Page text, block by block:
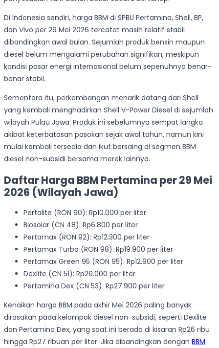
Di Indonesia sendiri, harga BBM di SPBU Pertamina, Shell, BP,
dan Vivo per 29 Mei 2026 tercatat masih relatif stabil
dibandingkan awal bulan. Sejumlah produk bensin maupun
diesel belum mengalami perubahan signifikan, meskipun
kondisi pasar energi internasional belum sepenuhnya benar-
benar stabil.
Sementara itu, perkembangan menarik datang dari Shell
yang kembali menghadirkan Shell V-Power Diesel di sejumlah
wilayah Pulau Jawa. Produk ini sebelumnya sempat langka
akibat keterbatasan pasokan sejak awal tahun, namun kini
mulai kembali tersedia dan ikut bersaing di segmen BBM
diesel non-subsidi bersama merek lainnya.
Daftar Harga BBM Pertamina per 29 Mei
2026 (Wilayah Jawa)
Pertalite (RON 90): Rp10.000 per liter
Biosolar (CN 48): Rp6.800 per liter
Pertamax (RON 92): Rp12.300 per liter
Pertamax Turbo (RON 98): Rp19.900 per liter
Pertamax Green 95 (RON 95): Rp12.900 per liter
Dexlite (CN 51): Rp26.000 per liter
Pertamina Dex (CN 53): Rp27.900 per liter
Kenaikan harga BBM pada akhir Mei 2026 paling banyak
dirasakan pada kelompok diesel non-subsidi, seperti Dexlite
dan Pertamina Dex, yang saat ini berada di kisaran Rp26 ribu
hingga Rp27 ribuan per liter. Jika dibandingkan dengan BBM